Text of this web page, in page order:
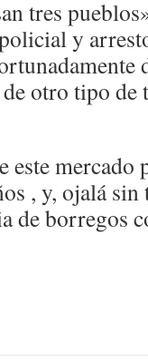
tres
y
otro tipo de
este mercado
, y, ojalá
de borregos